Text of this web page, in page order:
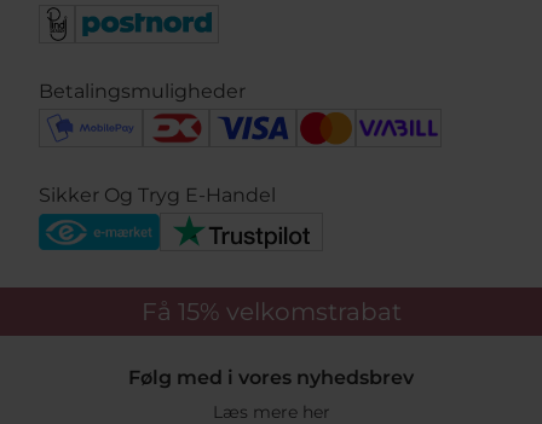
Betalingsmuligheder
Sikker Og Tryg E-Handel
Få 15% velkomstrabat
Følg med i vores nyhedsbrev
Læs mere her